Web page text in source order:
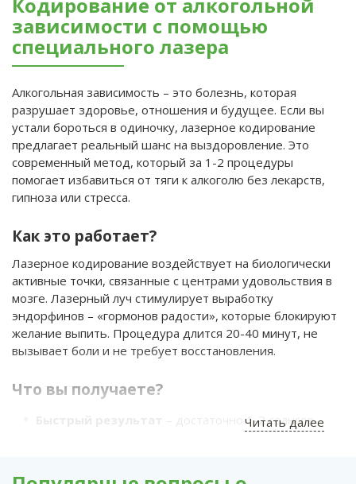
Кодирование от алкогольной
зависимости с помощью
специального лазера
Алкогольная зависимость – это болезнь, которая
разрушает здоровье, отношения и будущее. Если вы
устали бороться в одиночку, лазерное кодирование
предлагает реальный шанс на выздоровление. Это
современный метод, который за 1-2 процедуры
помогает избавиться от тяги к алкоголю без лекарств,
гипноза или стресса.
Как это работает?
Лазерное кодирование воздействует на биологически
активные точки, связанные с центрами удовольствия в
мозге. Лазерный луч стимулирует выработку
эндорфинов – «гормонов радости», которые блокируют
желание выпить. Процедура длится 20-40 минут, не
вызывает боли и не требует восстановления.
Что вы получаете?
– достаточно 1-2 сеансов.
Читать далее